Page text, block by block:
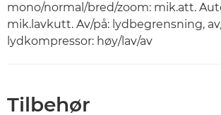
mono/normal/bred/zoom: mik.att.
mik.lavkutt. Av/på: lydbegrensning,
lydkompressor: høy/lav/av
Tilbehør